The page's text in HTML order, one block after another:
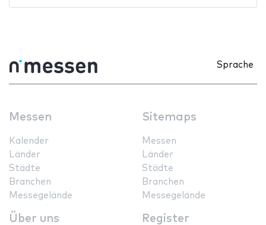
Sprache
Messen
Kalender
Länder
Städte
Branchen
Messegelände
Sitemaps
Messen
Länder
Städte
Branchen
Messegelände
Über uns Register